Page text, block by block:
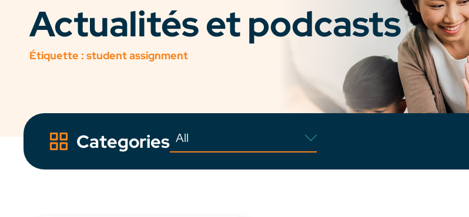
Actualités et podcasts
Étiquette : student assignment
Categories